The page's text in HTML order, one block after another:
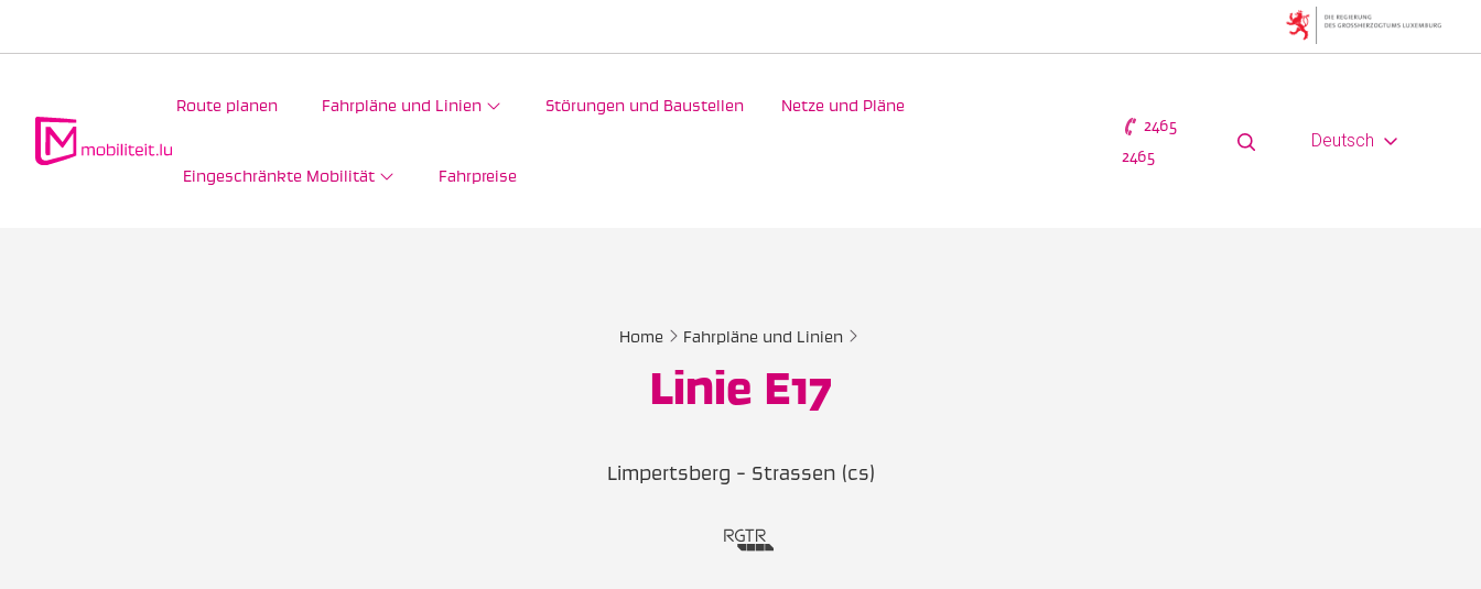
Route planen Fahrpläne und Linien Störungen und Baustellen Netze und Pläne
Eingeschränkte Mobilität Fahrpreise
2465
2465
Deutsch
Home Fahrpläne und Linien
Linie E17
Limpertsberg - Strassen (cs)